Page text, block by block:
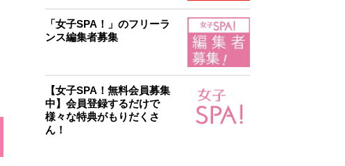
「女子SPA！」のフリーラ
ンス編集者募集
【女子SPA！無料会員募集
中】会員登録するだけで
様々な特典がもりだくさ
ん！